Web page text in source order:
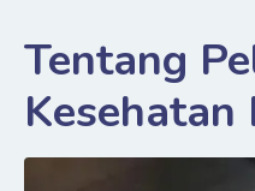
Tentang
Kesehatan